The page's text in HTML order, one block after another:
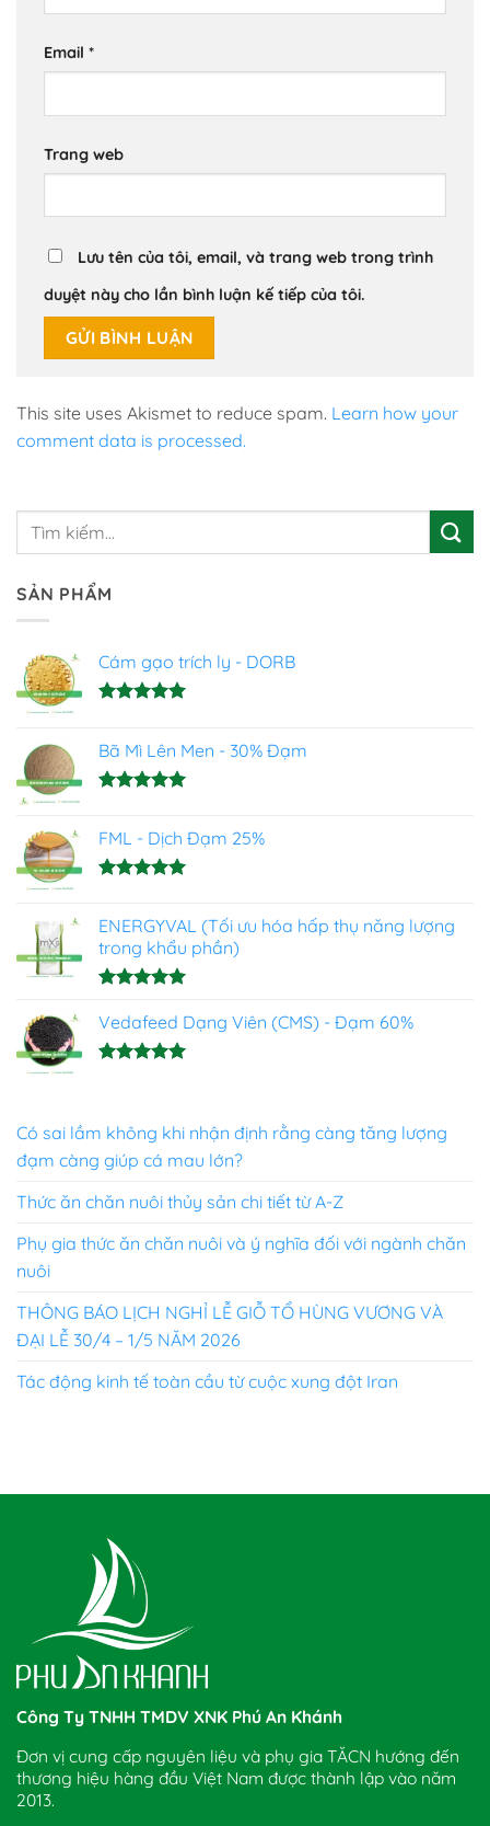
Email *
Trang web
Lưu tên của tôi, email, và trang web trong trình
duyệt này cho lần bình luận kế tiếp của tôi.
This site uses Akismet to reduce spam. Learn how your
comment data is processed.
SẢN PHẨM
Cám gạo trích ly - DORB
5 sao
Bã Mì Lên Men - 30% Đạm
5 sao
FML - Dịch Đạm 25%
5 sao
ENERGYVAL (Tối ưu hóa hấp thụ năng lượng
trong khẩu phần)
hạng5.00
Vedafeed Dạng Viên (CMS) - Đạm 60%
Có sai lầm không khi nhận định rằng càng tăng lượng
đạm càng giúp cá mau lớn?
Thức ăn chăn nuôi thủy sản chi tiết từ A-Z
Phụ gia thức ăn chăn nuôi và ý nghĩa đối với ngành chăn
nuôi
THÔNG BÁO LỊCH NGHỈ LỄ GIỖ TỔ HÙNG VƯƠNG VÀ
ĐẠI LỄ 30/4 – 1/5 NĂM 2026
Tác động kinh tế toàn cầu từ cuộc xung đột Iran
Công Ty TNHH TMDV XNK Phú An Khánh
Đơn vị cung cấp nguyên liệu và phụ gia TĂCN hướng đến
thương hiệu hàng đầu Việt Nam được thành lập vào năm
2013.